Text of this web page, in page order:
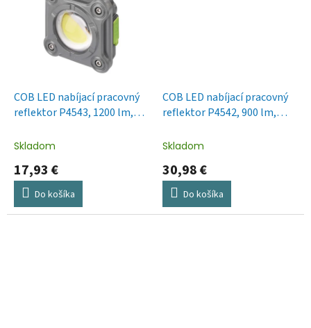
COB LED nabíjací pracovný
reflektor P4543, 1200 lm,
Skladom
17,93 €
Do košíka
COB LED nabíjací pracovný
reflektor P4542, 900 lm,
Skladom
30,98 €
Do košíka